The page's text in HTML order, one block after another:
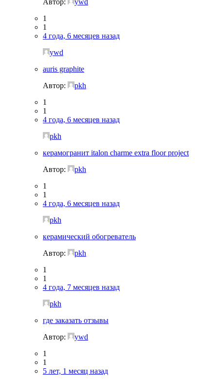
1
1
4 года, 6 месяцев назад
ywd
auris graphite
Автор:
pkh
1
1
4 года, 6 месяцев назад
pkh
керамогранит italon charme extra floor project
Автор:
pkh
1
1
4 года, 6 месяцев назад
pkh
керамический обогреватель
Автор:
pkh
1
1
4 года, 7 месяцев назад
pkh
где заказать отзывы
Автор:
ywd
1
1
5 лет, 1 месяц назад